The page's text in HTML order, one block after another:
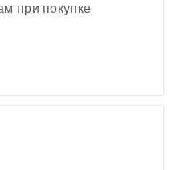
при покупке